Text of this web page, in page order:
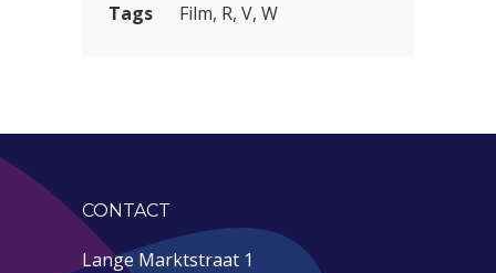
Tags Film, R, V, W
CONTACT
Lange Marktstraat 1